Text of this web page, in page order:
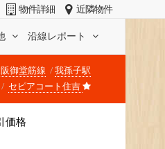
沿線レポート
物件詳細 近隣物件
御堂筋線
我孫子駅
セピアコート住吉
価格